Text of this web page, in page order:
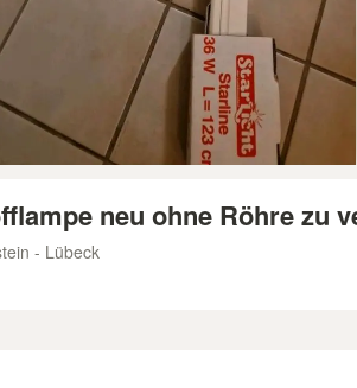
neu ohne Röhre zu
- Lübeck